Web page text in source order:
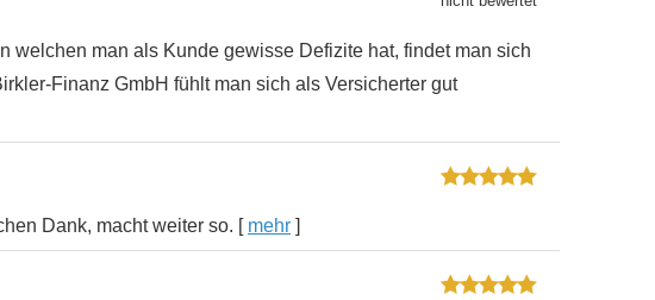
welchen man als Kunde gewisse Defizite hat, findet man sich
Finanz GmbH fühlt man sich als Versicherter gut
Dank, macht weiter so. [ mehr ]